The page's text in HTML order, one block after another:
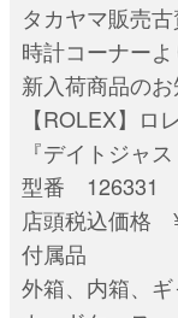
タカヤマ販売古
時計コーナーよ
新入荷商品の
【ROLEX】ロ
『デイトジャス
型番 126331
店頭税込価格
付属品
外箱、内箱、ギ